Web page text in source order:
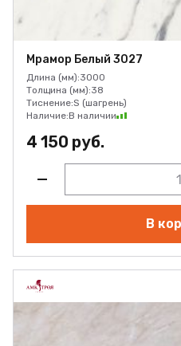
Мрамор Белый 3027
Длина (мм):3000
Толщина (мм):38
Тиснение:S (шагрень)
Наличие:В наличии
4 150 руб.
В